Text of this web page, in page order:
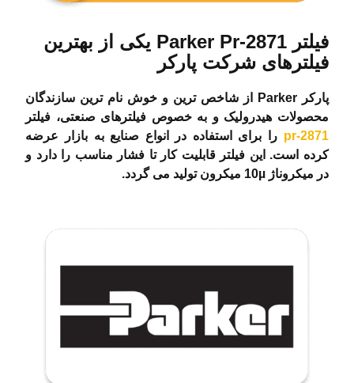
فیلتر Parker Pr-2871 یکی از بهترین
فیلترهای شرکت پارکر
پارکر Parker از شاخص ترین و خوش نام ترین سازندگان
محصولات هیدرولیک و به خصوص فیلترهای صنعتی، فیلتر
pr-2871 را برای استفاده در انواع صنایع به بازار عرضه
کرده است. این فیلتر قابلیت کار تا فشار مناسب را دارد و
در میکروناژ 10µ میکرون تولید می گردد.